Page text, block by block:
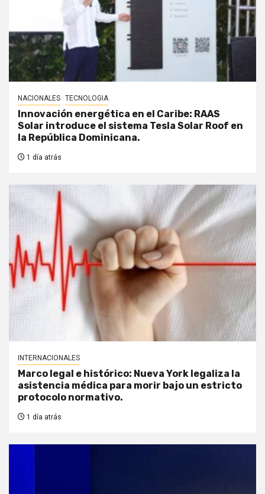
NACIONALES TECNOLOGIA
Innovación energética en el Caribe: RAAS
Solar introduce el sistema Tesla Solar Roof en
la República Dominicana.
1 día atrás
INTERNACIONALES
Marco legal e histórico: Nueva York legaliza la
asistencia médica para morir bajo un estricto
protocolo normativo.
1 día atrás